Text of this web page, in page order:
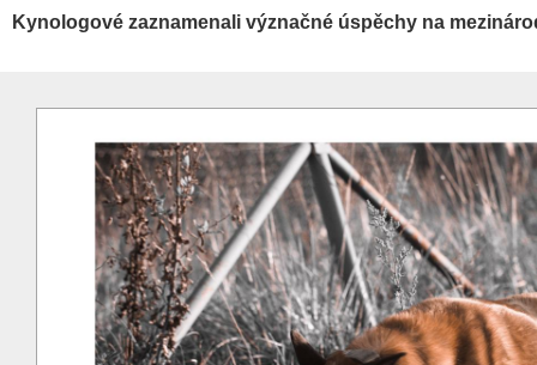
Kynologové zaznamenali význačné úspěchy na